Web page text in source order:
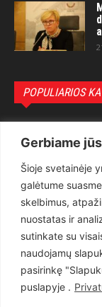
Gerbiame
Šioje svetainėje
galėtume
skelbimus,
nuostatas ir
sutinkate su
naudojamų
pasirinkę
puslapyje .
POPULIARIOS
Teisėsauga
Aktualu
Lietuva
Pasaulis
Статьи на
Articles in english